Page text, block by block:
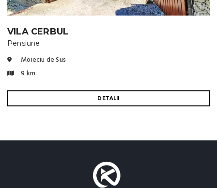
VILA CERBUL
Pensiune
Moieciu de Sus
9 km
DETALII